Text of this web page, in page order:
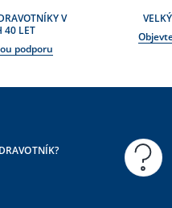
V
40 LET
podporu